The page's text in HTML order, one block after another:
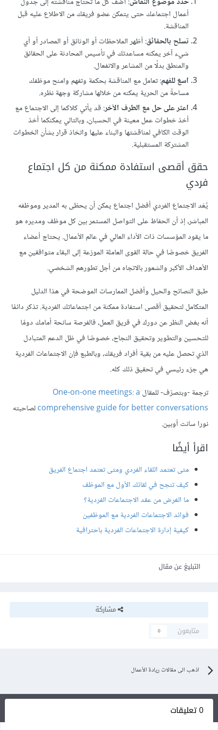
أعمال اجتماعك حتى يتمكن عضو فريقك من الاطلاع عليه قبل
المناقشة.
تسلح بالحقائق: أظهر الملاحظات أو الوثائق أو المصادر أو أي
شيء آخر يمكنه مساعدتك في تأسيس المحادثة على الحقائق
والمنطق بدلًا من المشاعر والانفعال.
اسعَ للفهم: تعامل مع المناقشة بحكمة وتفهم وامنح موظفك
مساحةً من الحرية يمكنه من خلالها مشاركة وجهة نظره.
اعثر على حل مع الطرف الآخر: قد يأتي كلاكما إلى الاجتماع مع
أخذ خطوات عمل معينة في الحسبان، وبالتالي يمكنكما أخذ
الوقت الكافي لمناقشتها والبناء عليها واتخاذ قرار بشأن الخطوات
المشتركة المستقبلية.
حقق أقصى استفادة ممكنة من كل اجتماع
فردي
يُعَد الاجتماع الفردي أفضل اجتماع يمكن أن يحظى به المدير وموظفه
المباشر، إذ أن الحفاظ على التواصل المستمر بين كل موظف ومديره هو
ما يقود المؤسسات ذات الأداء العالي في عالم الأعمال. يحتاج أعضاء
الفريق خصوصًا في حالة القوى العاملة الموزعة إلى البقاء متوافقين مع
الأهداف الأكبر والشعور بالاتجاه من أجل تطورهم الشخصي.
طبق النصائح والحيل وأفضل الممارسات الموضحة في هذا الدليل
المتكامل لتحقيق أقصى استفادة ممكنة من اجتماعاتك الفردية. تذكر دائمًا
أنه بغض النظر عن دورك في فريق العمل، فالفرصة سانحة أمامك دومًا
للتحسين والتطوير وتحقيق النجاح، خصوصًا في ظل الدعم المتبادل
الذي تحصل عليه من بقية أفراد فريقك، وبالطبع فإن الاجتماعات الفردية
هي جزء رئيسي في تحقيق ذلك كله.
ترجمة -وبتصرّف- للمقال One-on-one meetings: a
comprehensive guide for better conversationsلصاحبته
نورا سانت أوبين.
اقرأ أيضًا
متى تعتمد اللقاء الفردي ومتى تعتمد اجتماع الفريق
كيف تنجح في لقائك الأول مع الموظف
ما الغرض من عقد الاجتماعات الفردية؟
فوائد الاجتماعات الفردية مع الموظفين
كيفية إدارة الاجتماعات الفردية باحترافية
التبليغ عن مقال
مشاركة
متابعون
0
اذهب الى مقالات ريادة الأعمال
0 تعليقات